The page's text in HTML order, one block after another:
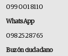
099 001 8110
WhatsApp
0982528765
Buzón ciudadano